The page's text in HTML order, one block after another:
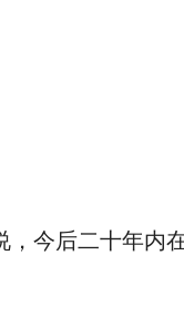
今后二十年内